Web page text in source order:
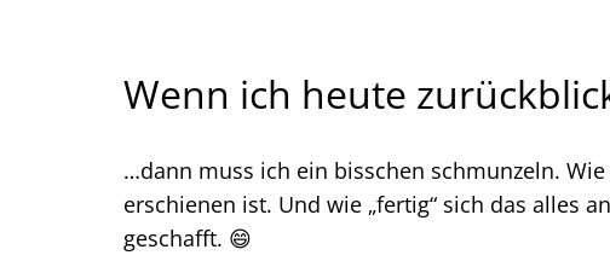
Wenn ich heute
…dann muss ich ein bisschen schmunzeln.
erschienen ist. Und wie „fertig“ sich das alles
geschafft. 😄